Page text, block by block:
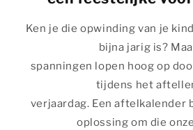
Ken je die opwinding van je
bijna jarig is?
spanningen lopen hoog op
tijdens het
verjaardag. Een aftelkalender
oplossing om die